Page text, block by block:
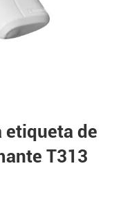
etiqueta de
T313